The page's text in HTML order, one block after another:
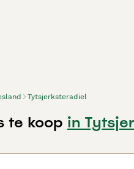
Tytsjerksteradiel
te koop in